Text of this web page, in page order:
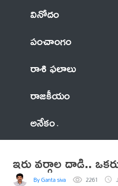
వినోదం
పంచాంగం
రాశి ఫలాలు
రాజకీయం
అనేకం
ఇరు వర్గాల దాడి..
By Ganta siva 2261